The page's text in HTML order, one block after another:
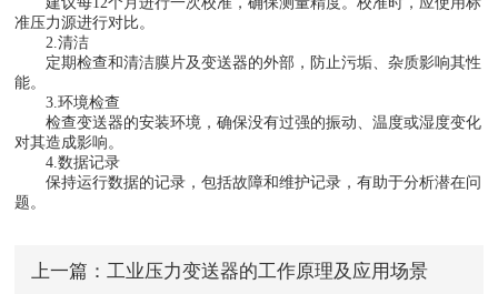
准压力源进行对比。
2.清洁
定期检查和清洁膜片及变送器的外部，防止污垢、杂质影响其性
能。
3.环境检查
检查变送器的安装环境，确保没有过强的振动、温度或湿度变化
对其造成影响。
4.数据记录
保持运行数据的记录，包括故障和维护记录，有助于分析潜在问
题。
上一篇： 工业压力变送器的工作原理及应用场景